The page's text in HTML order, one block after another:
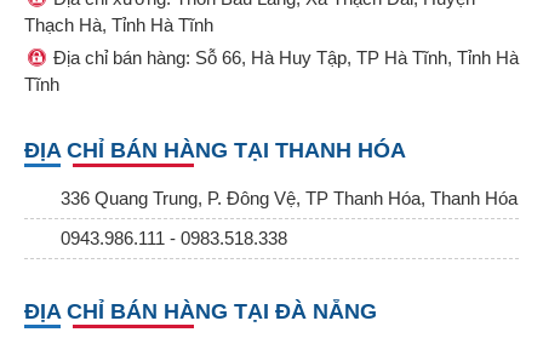
Thạch Hà, Tỉnh Hà Tĩnh
Địa chỉ bán hàng: Sỗ 66, Hà Huy Tập, TP Hà Tĩnh, Tỉnh Hà
Tĩnh
ĐỊA CHỈ BÁN HÀNG TẠI THANH HÓA
336 Quang Trung, P. Đông Vệ, TP Thanh Hóa, Thanh Hóa
0943.986.111 - 0983.518.338
ĐỊA CHỈ BÁN HÀNG TẠI ĐÀ NẴNG